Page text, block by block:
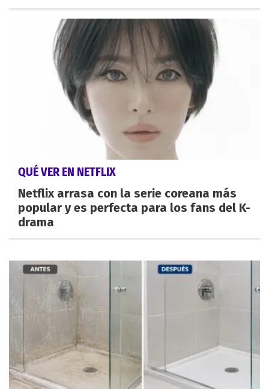
QUÉ VER EN NETFLIX
Netflix arrasa con la serie coreana más
popular y es perfecta para los fans del K-
drama